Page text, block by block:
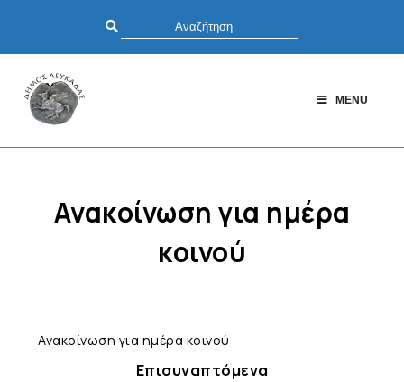
MENU
Ανακοίνωση για ημέρα
κοινού
Ανακοίνωση για ημέρα κοινού
Επισυναπτόμενα